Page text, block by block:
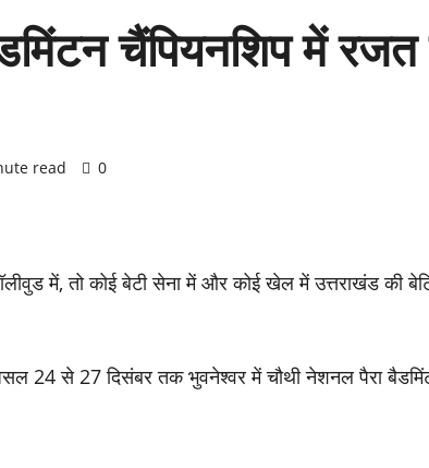
चैंपियनशिप में
read 0
में, तो कोई बेटी सेना में और कोई खेल में उत्तराखंड की
24 से 27 दिसंबर तक भुवनेश्वर में चौथी नेशनल पैरा